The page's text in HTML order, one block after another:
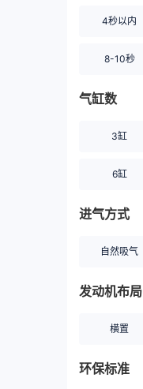
4秒以内
8-10秒
气缸数
3缸
6缸
进气方式
自然吸气
发动机布局
横置
环保标准